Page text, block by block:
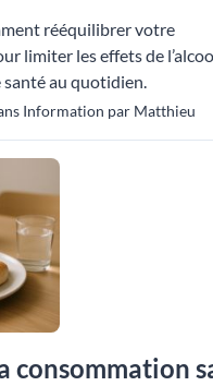
rééquilibrer votre
limiter les effets de
au quotidien.
Information par Matthieu
consommation